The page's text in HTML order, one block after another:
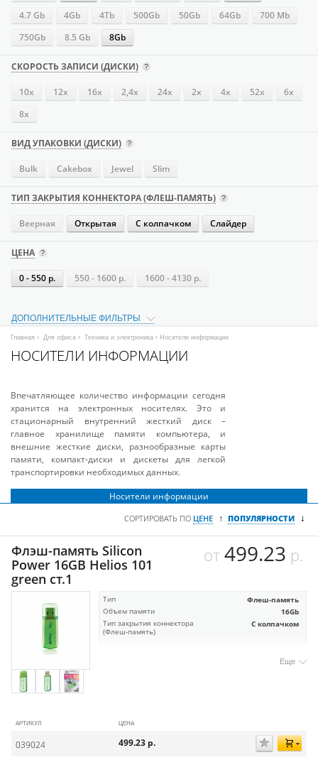
4.7 Gb
4Gb 4Tb 500Gb 50Gb 64Gb
700 Mb
750Gb
8.5 Gb 8Gb
СКОРОСТЬ ЗАПИСИ (ДИСКИ)
10x 12x 16х 2,4x 24х 2x 4х 52х
6x
8x
ВИД УПАКОВКИ (ДИСКИ)
Bulk Cakebox Jewel Slim
ТИП ЗАКРЫТИЯ КОННЕКТОРА (ФЛЕШ-ПАМЯТЬ)
Веерная Открытая С колпачком Слайдер
ЦЕНА
0 - 550 р. 550 - 1600 р. 1600 - 4130 р.
ДОПОЛНИТЕЛЬНЫЕ ФИЛЬТРЫ
Главная › Для офиса › Техника и электроника › Носители информации
НОСИТЕЛИ ИНФОРМАЦИИ
Впечатляющее количество информации сегодня
хранится на электронных носителях. Это и
стационарный внутренний жесткий диск –
главное хранилище памяти компьютера, и
внешние жесткие диски, разнообразные карты
памяти, компакт-диски и дискеты для легкой
транспортировки необходимых данных.
Носители информации
СОРТИРОВАТЬ ПО ЦЕНЕ ↑ ПОПУЛЯРНОСТИ ↓
Флэш-память Silicon
Power 16GB Helios 101
green ст.1
от 499.23 р.
Тип Флеш-память
Объем памяти 16Gb
Тип закрытия коннектора
(Флеш-память)
С колпачком
Еще
АРТИКУЛ ЦЕНА
039024 499.23 р.